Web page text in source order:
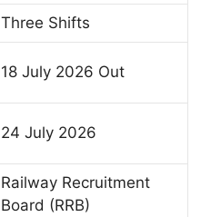
Three Shifts
18 July 2026 Out
24 July 2026
Railway Recruitment
Board (RRB)